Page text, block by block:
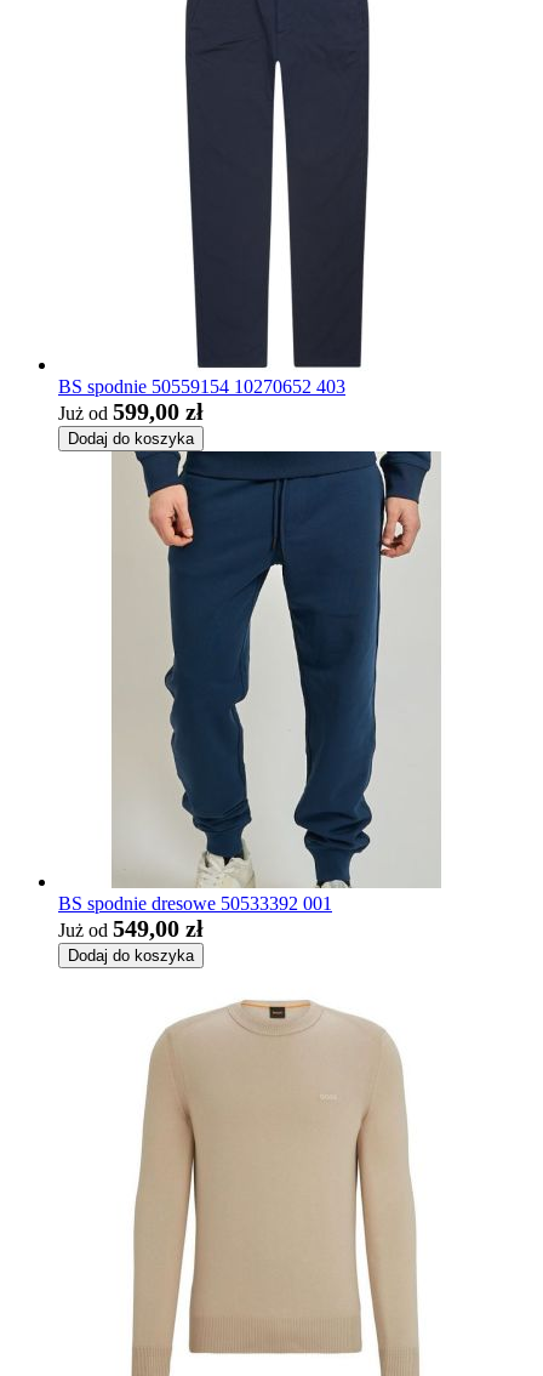
BS spodnie 50559154 10270652 403
Już od 599,00 zł
Dodaj do koszyka
BS spodnie dresowe 50533392 001
Już od 549,00 zł
Dodaj do koszyka